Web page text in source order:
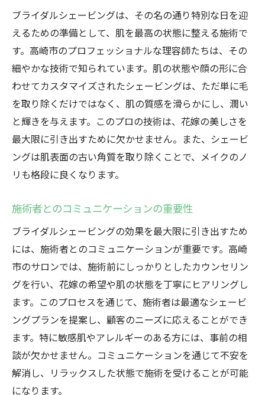
ブライダルシェービングは、その名の通り特別な日を迎
えるための準備として、肌を最高の状態に整える施術で
す。高崎市のプロフェッショナルな理容師たちは、その
細やかな技術で知られています。肌の状態や顔の形に合
わせてカスタマイズされたシェービングは、ただ単に毛
を取り除くだけではなく、肌の質感を滑らかにし、潤い
と輝きを与えます。このプロの技術は、花嫁の美しさを
最大限に引き出すために欠かせません。また、シェービ
ングは肌表面の古い角質を取り除くことで、メイクのノ
リも格段に良くなります。
施術者とのコミュニケーションの重要性
ブライダルシェービングの効果を最大限に引き出すため
には、施術者とのコミュニケーションが重要です。高崎
市のサロンでは、施術前にしっかりとしたカウンセリン
グを行い、花嫁の希望や肌の状態を丁寧にヒアリングし
ます。このプロセスを通じて、施術者は最適なシェービ
ングプランを提案し、顧客のニーズに応えることができ
ます。特に敏感肌やアレルギーのある方には、事前の相
談が欠かせません。コミュニケーションを通じて不安を
解消し、リラックスした状態で施術を受けることが可能
になります。